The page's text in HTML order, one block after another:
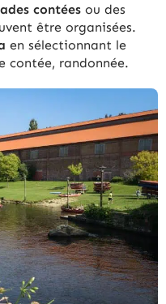
contées ou des
être organisées.
en sélectionnant le
contée, randonnée.